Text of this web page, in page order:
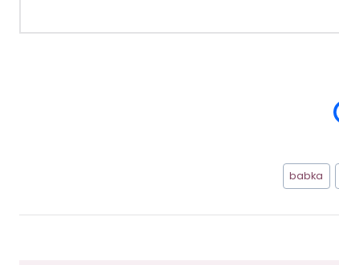
Tagi
wpisu:
babka